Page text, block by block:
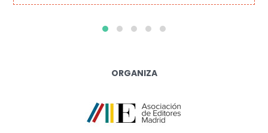
ORGANIZA